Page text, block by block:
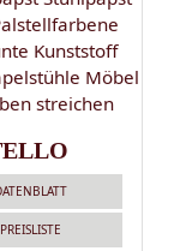
PREISLISTE